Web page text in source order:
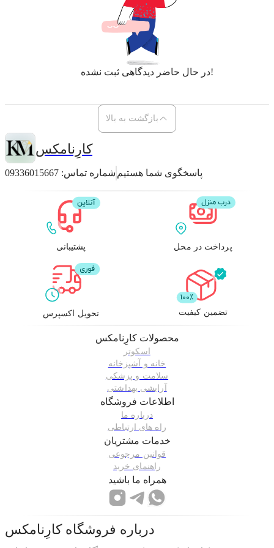
در حال حاضر دیدگاهی ثبت نشده!
کارِنامکس
شماره تماس: 09336015667 پاسخگوی شما هستیم
بازگشت به بالا
پشتیبانی پرداخت در محل
تحویل اکسپرس تضمین کیفیت
محصولاتکارِنامکس
اسکوتر
خانه و آشپزخانه
سلامت و پزشکی
آرایشی بهداشتی
اطلاعات فروشگاه
درباره ما
راه های ارتباطی
خدمات مشتریان
قوانین مرجوعی
راهنمای خرید
همراه ما باشید
درباره فروشگاهکارِنامکس